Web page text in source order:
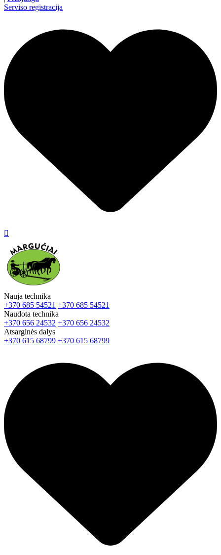
Serviso registracija

Nauja technika
+370 685 54521 +370 685 54521
Naudota technika
+370 656 24532 +370 656 24532
Atsarginės dalys
+370 615 68799 +370 615 68799